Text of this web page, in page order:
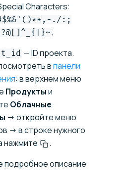
Characters:
./:;
;
— ID проекта.
впанели
: в верхнем меню
Продуктыи
Облачные
→ откройте меню
→ в строке нужного
нажмите
.
подробное описание